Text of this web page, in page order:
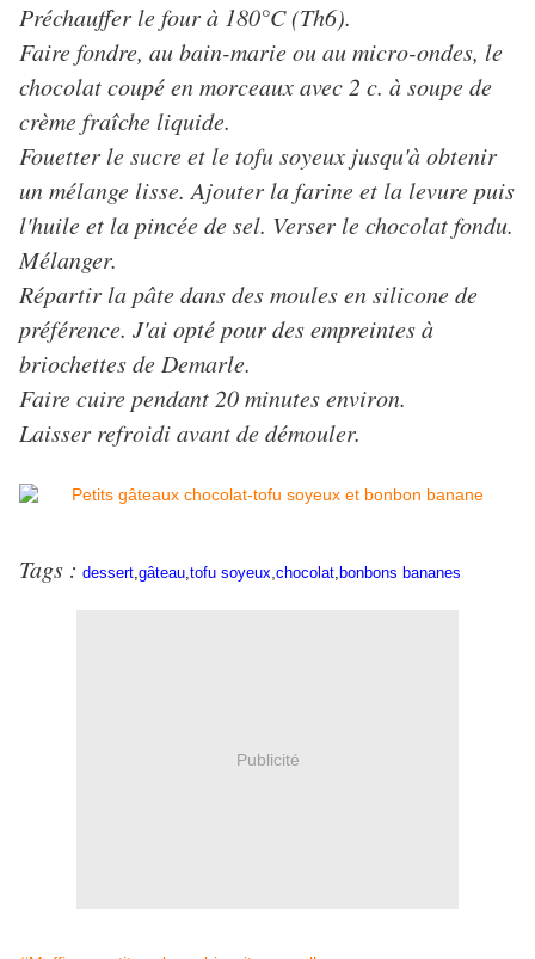
Préchauffer le four à 180°C (Th6).
Faire fondre, au bain-marie ou au micro-ondes, le
chocolat coupé en morceaux avec 2 c. à soupe de
crème fraîche liquide.
Fouetter le sucre et le tofu soyeux jusqu'à obtenir
un mélange lisse. Ajouter la farine et la levure puis
l'huile et la pincée de sel. Verser le chocolat fondu.
Mélanger.
Répartir la pâte dans des moules en silicone de
préférence. J'ai opté pour des empreintes à
briochettes de Demarle.
Faire cuire pendant 20 minutes environ.
Laisser refroidi avant de démouler.
Tags : dessert,gâteau,tofu soyeux chocolat, bonbons bananes
Publicité